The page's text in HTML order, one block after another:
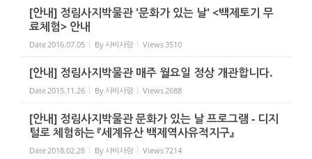
[안내] 정림사지박물관 '문화가 있는 날' <백제토기 무
료체험> 안내
Date2016.07.05 By사비사랑 Views3510
[안내] 정림사지박물관 매주 월요일 정상 개관합니다.
Date2015.11.26 By사비사랑 Views2688
[안내] 정림사지박물관 문화가 있는 날 프로그램 - 디지
털로 체험하는 『세계유산 백제역사유적지구』
Date2018.02.28 By사비사랑 Views7214